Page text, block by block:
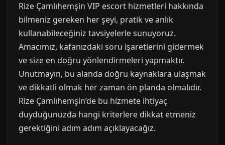
Rize Çamlıhemşin VIP escort hizmetleri hakkında
bilmeniz gereken her şeyi, pratik ve anlık
kullanabileceğiniz tavsiyelerle sunuyoruz.
Amacımız, kafanızdaki soru işaretlerini gidermek
ve size en doğru yönlendirmeleri yapmaktır.
Unutmayın, bu alanda doğru kaynaklara ulaşmak
ve dikkatli olmak her zaman ön planda olmalıdır.
Rize Çamlıhemşin’de bu hizmete ihtiyaç
duyduğunuzda hangi kriterlere dikkat etmeniz
gerektiğini adım adım açıklayacağız.